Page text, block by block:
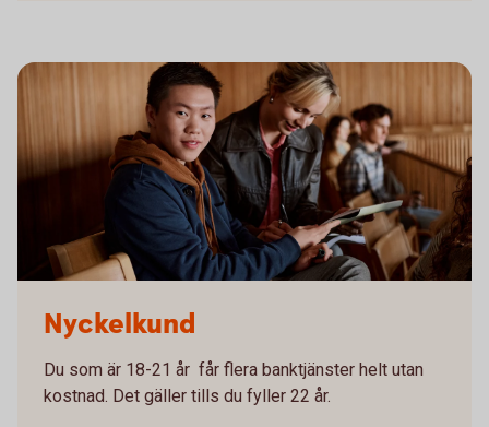
Nyckelkund
Du som är 18-21 år får flera banktjänster helt utan
kostnad. Det gäller tills du fyller 22 år.